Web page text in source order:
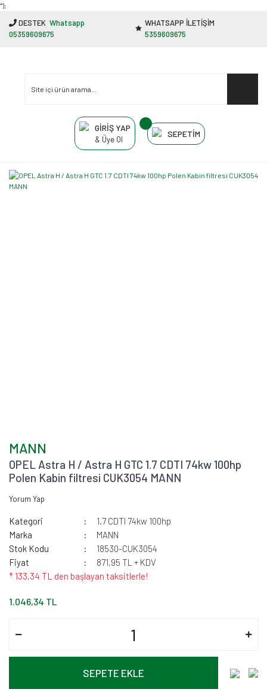
"');
DESTEK Whatsapp
05359609675
WHATSAPP İLETİŞİM
5359609675
GİRİŞ YAP
& Üye Ol
SEPETİM
MANN
OPEL Astra H / Astra H GTC 1.7 CDTI 74kw 100hp
Polen Kabin filtresi CUK3054 MANN
Yorum Yap
Kategori
1.7 CDTI 74kw 100hp
Marka
MANN
Stok Kodu
18530-CUK3054
Fiyat
871,95 TL + KDV
* 133,34 TL den başlayan taksitlerle!
1.046,34 TL
SEPETE EKLE